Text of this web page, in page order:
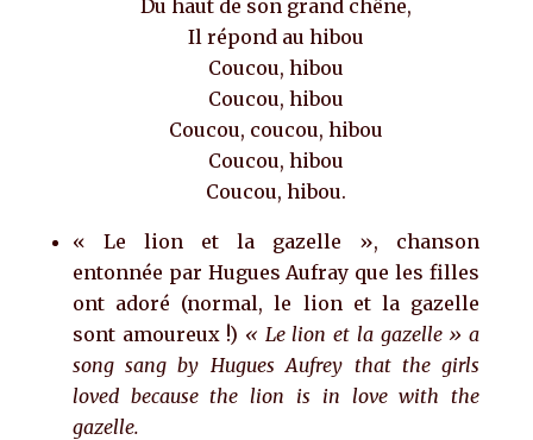
Du haut de son grand chêne,
Il répond au hibou
Coucou, hibou
Coucou, hibou
Coucou, coucou, hibou
Coucou, hibou
Coucou, hibou.
« Le lion et la gazelle », chanson
entonnée par Hugues Aufray que les filles
ont adoré (normal, le lion et la gazelle
sont amoureux !) « Le lion et la gazelle » a
song sang by Hugues Aufrey that the girls
loved because the lion is in love with the
gazelle.